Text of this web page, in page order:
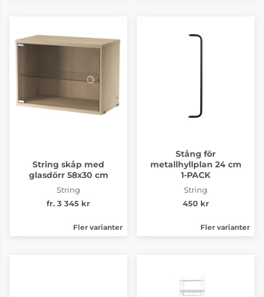
String skåp med
glasdörr 58x30 cm
String
fr. 3 345 kr
Fler varianter
Stång för
metallhyllplan 24 cm
1-PACK
String
450 kr
Fler varianter